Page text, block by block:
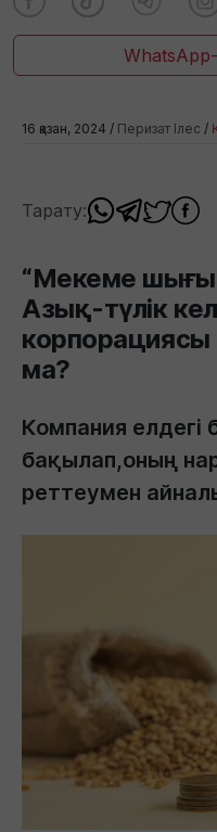
WhatsApp-
16 қазан, 2024 / Перизат Ілес /
Тарату:
“Мекеме
Азық-түлік
ма?
Компания елдегі
бақылап,оның
реттеумен